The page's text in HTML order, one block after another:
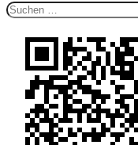
Suchen
nach: